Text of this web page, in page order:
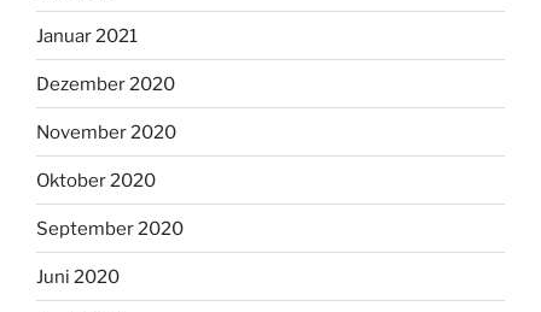
Januar 2021
Dezember 2020
November 2020
Oktober 2020
September 2020
Juni 2020